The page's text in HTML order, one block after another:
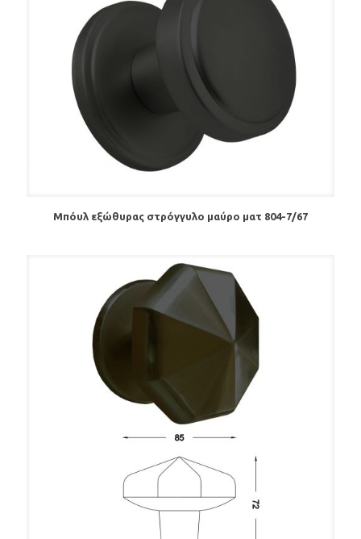
Μπόυλ εξώθυρας στρόγγυλο μαύρο ματ 804-7/67